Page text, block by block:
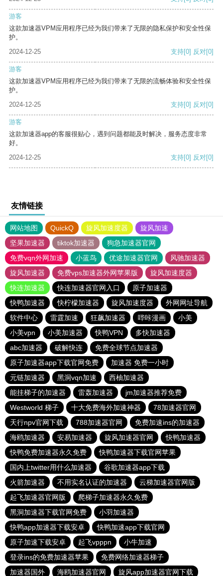
游客
这款加速器VPM应用程序已经为我们带来了无限的隐私保护和安全性保
护。
2024-12-25
支持[0] 反对[0]
游客
这款加速器VPM应用程序已经为我们带来了无限的流畅体验和安全性保
护。
2024-12-25
支持[0] 反对[0]
游客
这款加速器app的客服很贴心，遇到问题都能及时解决，服务态度非常
好。
2024-12-25
支持[0] 反对[0]
友情链接
网站地图 QuickQ 旋风加速度器
旋风加速
坚果加速器
tiktok加速器
狗急加速器官网
免费vqn外网加速
小蓝鸟 优途加速器官网
风驰加速器
旋风加速器
免费vps加速器外网苹果版
旋风加速度器
快连加速器
快连加速器官网入口
原子加速器
快鸭加速器
快柠檬加速器 旋风加速度器
外网网址导航
软件中心
雷霆加速 狂飙加速器 哔咔漫画
小美
小美vpn
小美加速器 快鸭VPN
多快加速器
abc加速器
破解快连
免费全球节点加速器
原子加速器app下载官网免费
加速器 免费一小时
元链加速器
黑洞vqn加速
西柚加速器
能挂梯子的加速器
雷轰加速器
jm加速器推荐免费
Westworld 梯子
十大免费海外加速神器
78加速器官网
天行npv官网下载
788加速器官网
免费加速ins的加速器
海鸥加速器
安易加速器 旋风加速器官网
快鸭加速器
快鸭免费加速器永久免费
快鸭加速器下载官网苹果
国内上twitter用什么加速器
谷歌加速器app下载
火箭加速器
不用实名认证的加速器
云梯加速器官网版
起飞加速器官网版
爬梯子加速器永久免费
黑洞加速器下载官网免费
小羽加速器
快鸭app加速器下载安卓
快鸭加速app下载官网
原子加速下载安卓
起飞vpppn
小牛加速
登录ins的免费加速器苹果
免费网络加速器梯子
加速器国外
海鸥加速器官网 旋风app加速器官网下载